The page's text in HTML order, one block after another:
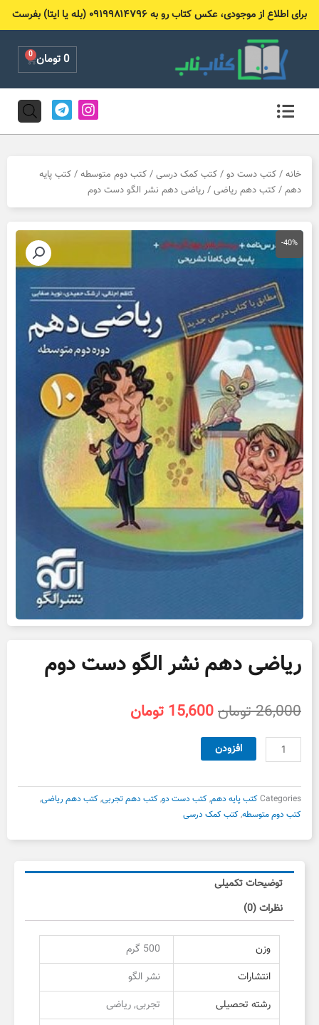
برای اطلاع از موجودی، عکس کتاب رو به ۰۹۱۹۹۸۱۴۷۹۶ (بله یا ایتا) بفرست
0تومان 0
Cart
I
n
s
g
r
a
T
e
l
r
m
خانه / کتب دست دو / کتب کمک درسی / کتب دوم متوسطه / کتب پایه
دهم / کتب دهم ریاضی / ریاضی دهم نشر الگو دست دوم
-40%
ریاضی دهم نشر الگو دست دوم
26,000تومانقیمت
بود.
15,600 تومان
ریاضی
دهم
الگو
دست
دوم
عدد
افزودن
Categoriesکتب پایه دهم,کتب دست دو,کتب دهم تجربی,کتب دهم ریاضی,
کتب دوم متوسطه,کتب کمک درسی
توضیحات تکمیلی
نظرات (0)
وزن
500 گرم
انتشارات
نشر الگو
رشته تحصیلی
تجربی, ریاضی